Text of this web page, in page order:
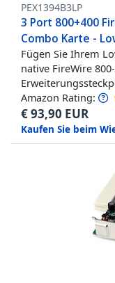
PEX1394B3LP
3 Port 800+400
Combo Karte -
Fügen Sie Ihrem
native FireWire
Amazon Rating:
€93,90 EUR
Kaufen Sie beim